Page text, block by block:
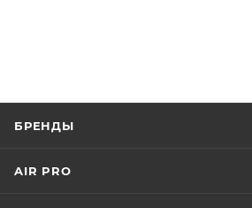
БРЕНДЫ
AIR PRO